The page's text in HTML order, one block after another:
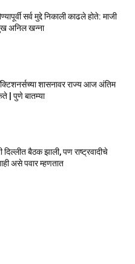
सर्व मुद्दे निकाली काढले होते: माजी
अनिल खन्ना
शासनावर राज्य आज अंतिम
| पुणे बातम्या
दिल्लीत बैठक झाली, पण राष्ट्रवादीचे
असे पवार म्हणतात